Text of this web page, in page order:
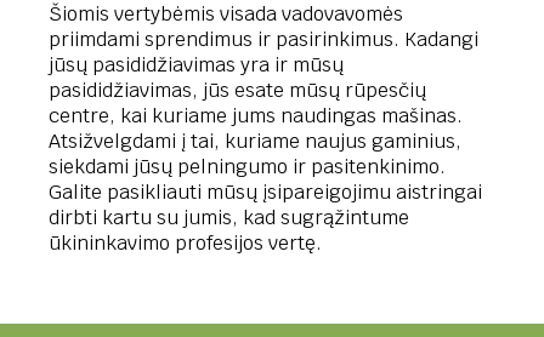
Šiomis vertybėmis visada vadovavomės
priimdami sprendimus ir pasirinkimus. Kadangi
jūsų pasididžiavimas yra ir mūsų
pasididžiavimas, jūs esate mūsų rūpesčių
centre, kai kuriame jums naudingas mašinas.
Atsižvelgdami į tai, kuriame naujus gaminius,
siekdami jūsų pelningumo ir pasitenkinimo.
Galite pasikliauti mūsų įsipareigojimu aistringai
dirbti kartu su jumis, kad sugrąžintume
ūkininkavimo profesijos vertę.